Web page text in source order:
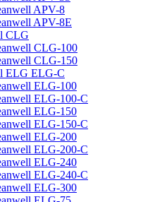
APV-8
APV-8E
CLG
CLG-100
CLG-150
ELG ELG-C
ELG-100
ELG-100-C
ELG-150
ELG-150-C
ELG-200
ELG-200-C
ELG-240
ELG-240-C
ELG-300